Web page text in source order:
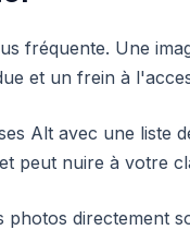
fréquente. Une
et un frein à
Alt avec une liste
peut nuire à votre
directement